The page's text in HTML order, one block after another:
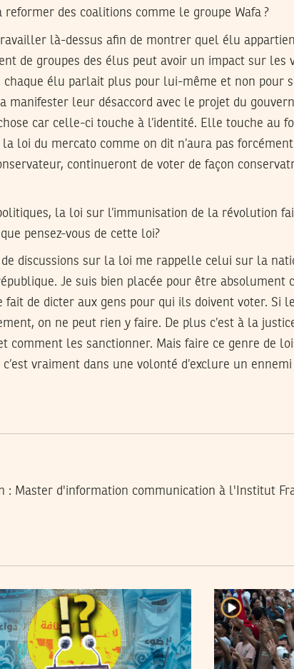
des coalitions comme le groupe Wafa ?
là-dessus afin de montrer quel élu
de groupes des élus peut avoir un impact sur les
chaque élu parlait plus pour lui-même et non pour
manifester leur désaccord avec le projet du
car celle-ci touche à l’identité. Elle touche au
loi du mercato comme on dit n’aura pas
continueront de voter de façon
la loi sur l’immunisation de la révolution
pensez-vous de cette loi?
de discussions sur la loi me rappelle celui sur la
Je suis bien placée pour être absolument
fait de dicter aux gens pour qui ils doivent voter. Si
on ne peut rien y faire. De plus c’est à la
comment les sanctionner. Mais faire ce genre de
vraiment dans une volonté d’exclure un
: Master d'information communication à l'Institut